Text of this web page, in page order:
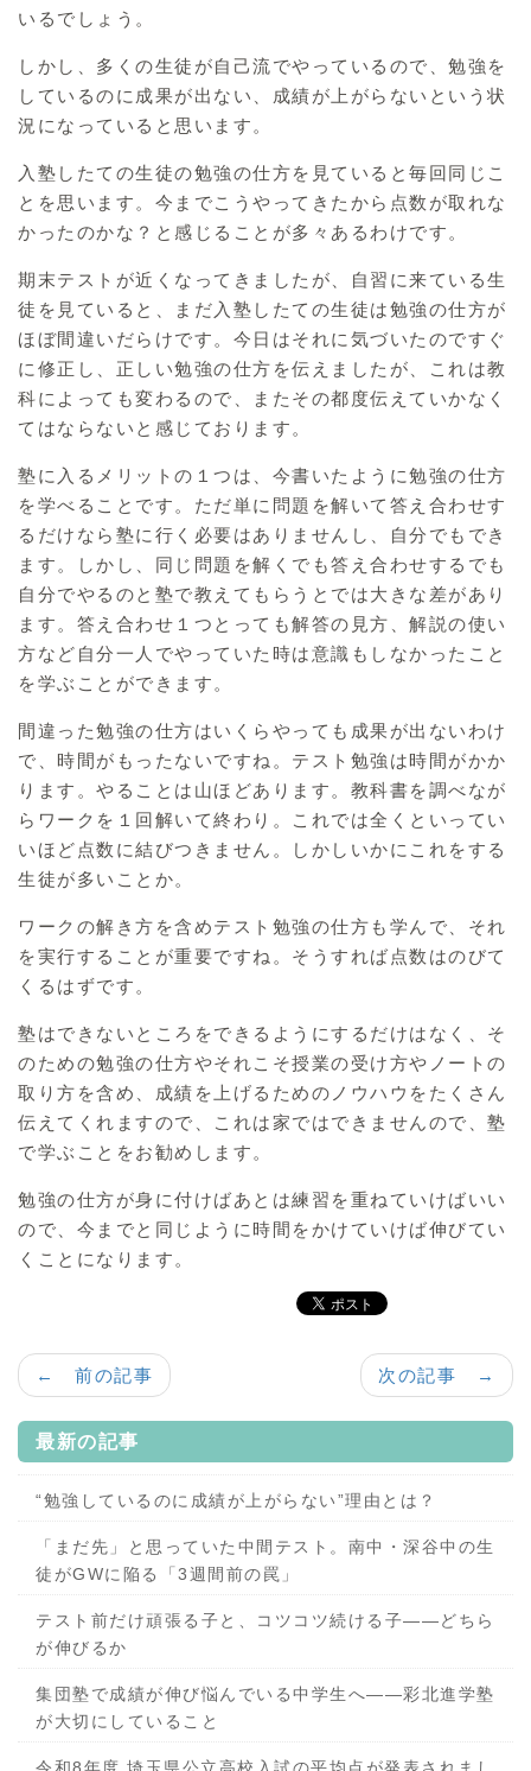
いるでしょう。
しかし、多くの生徒が自己流でやっているので、勉強を
しているのに成果が出ない、成績が上がらないという状
況になっていると思います。
入塾したての生徒の勉強の仕方を見ていると毎回同じこ
とを思います。今までこうやってきたから点数が取れな
かったのかな？と感じることが多々あるわけです。
期末テストが近くなってきましたが、自習に来ている生
徒を見ていると、まだ入塾したての生徒は勉強の仕方が
ほぼ間違いだらけです。今日はそれに気づいたのですぐ
に修正し、正しい勉強の仕方を伝えましたが、これは教
科によっても変わるので、またその都度伝えていかなく
てはならないと感じております。
塾に入るメリットの１つは、今書いたように勉強の仕方
を学べることです。ただ単に問題を解いて答え合わせす
るだけなら塾に行く必要はありませんし、自分でもでき
ます。しかし、同じ問題を解くでも答え合わせするでも
自分でやるのと塾で教えてもらうとでは大きな差があり
ます。答え合わせ１つとっても解答の見方、解説の使い
方など自分一人でやっていた時は意識もしなかったこと
を学ぶことができます。
間違った勉強の仕方はいくらやっても成果が出ないわけ
で、時間がもったないですね。テスト勉強は時間がかか
ります。やることは山ほどあります。教科書を調べなが
らワークを１回解いて終わり。これでは全くといってい
いほど点数に結びつきません。しかしいかにこれをする
生徒が多いことか。
ワークの解き方を含めテスト勉強の仕方も学んで、それ
を実行することが重要ですね。そうすれば点数はのびて
くるはずです。
塾はできないところをできるようにするだけはなく、そ
のための勉強の仕方やそれこそ授業の受け方やノートの
取り方を含め、成績を上げるためのノウハウをたくさん
伝えてくれますので、これは家ではできませんので、塾
で学ぶことをお勧めします。
勉強の仕方が身に付けばあとは練習を重ねていけばいい
ので、今までと同じように時間をかけていけば伸びてい
くことになります。
次の記事 →
← 前の記事
最新の記事
“勉強しているのに成績が上がらない”理由とは？
「まだ先」と思っていた中間テスト。南中・深谷中の生
徒がGWに陥る「3週間前の罠」
テスト前だけ頑張る子と、コツコツ続ける子——どちら
が伸びるか
集団塾で成績が伸び悩んでいる中学生へ——彩北進学塾
が大切にしていること